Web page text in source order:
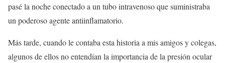
pasé la noche conectado a un tubo intravenoso que suministraba
un poderoso agente antiinflamatorio.
Más tarde, cuando le contaba esta historia a mis amigos y colegas,
algunos de ellos no entendían la importancia de la presión ocular